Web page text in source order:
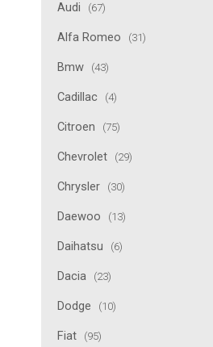
Audi (67)
Alfa Romeo (31)
Bmw (43)
Cadillac (4)
Citroen (75)
Chevrolet (29)
Chrysler (30)
Daewoo (13)
Daihatsu (6)
Dacia (23)
Dodge (10)
Fiat (95)